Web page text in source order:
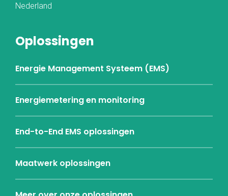
Nederland
Oplossingen
Energie Management Systeem (EMS)
Energiemetering en monitoring
End-to-End EMS oplossingen
Maatwerk oplossingen